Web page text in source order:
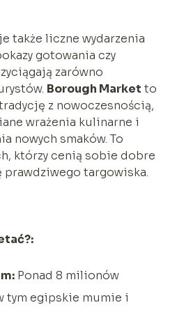
także liczne wydarzenia
gotowania czy
zarówno
Borough Market to
z nowoczesnością,
wrażenia kulinarne i
nowych smaków. To
którzy cenią sobie dobre
targowiska.
Ponad 8 milionów
tym egipskie mumie i